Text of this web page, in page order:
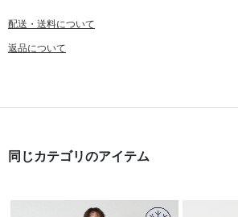
配送・送料について
返品について
同じカテゴリのアイテム